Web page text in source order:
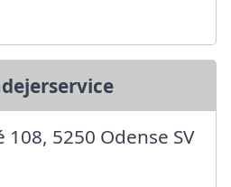
108, 5250 Odense SV